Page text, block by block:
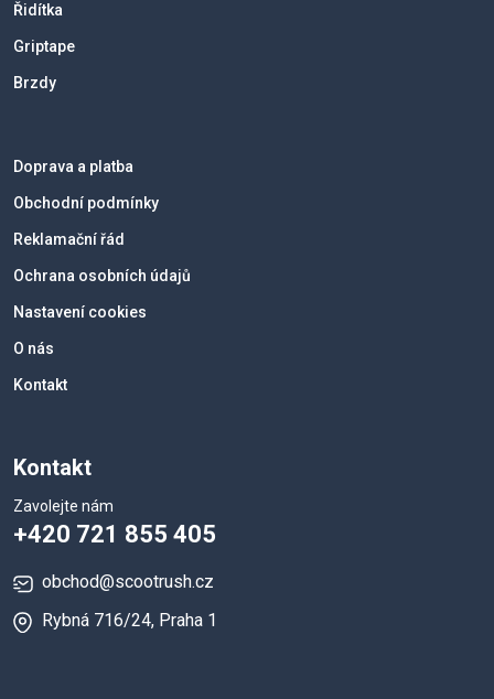
Řidítka
Griptape
Brzdy
Doprava a platba
Obchodní podmínky
Reklamační řád
Ochrana osobních údajů
Nastavení cookies
O nás
Kontakt
Kontakt
Zavolejte nám
+420 721 855 405
obchod@scootrush.cz
Rybná 716/24, Praha 1